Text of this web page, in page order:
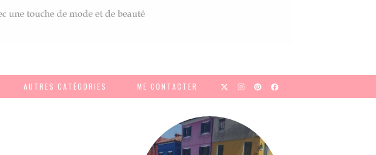
AUTRES CATÉGORIES ME CONTACTER